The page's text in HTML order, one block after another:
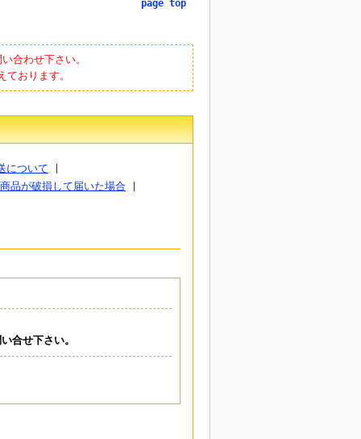
page top
合わせ下さい。
おります。
について
商品が破損して届いた場合
合せ下さい。